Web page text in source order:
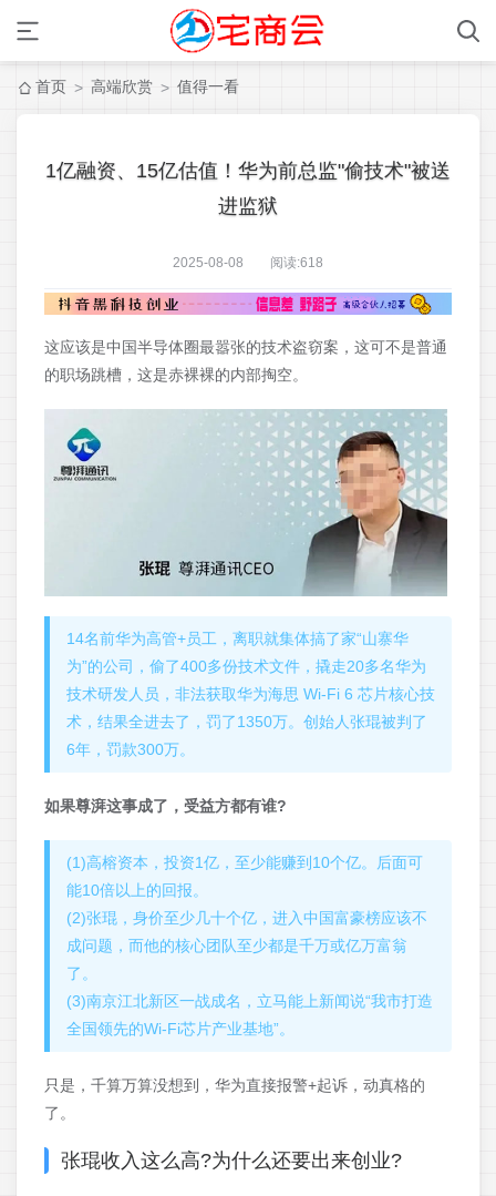
首页 > 高端欣赏 > 值得一看
1亿融资、15亿估值！华为前总监"偷技术"被送
进监狱
2025-08-08 阅读:618
这应该是中国半导体圈最嚣张的技术盗窃案，这可不是普通
的职场跳槽，这是赤裸裸的内部掏空。
14名前华为高管+员工，离职就集体搞了家“山寨华
为”的公司，偷了400多份技术文件，撬走20多名华为
技术研发人员，非法获取华为海思 Wi-Fi 6 芯片核心技
术，结果全进去了，罚了1350万。创始人张琨被判了
6年，罚款300万。
如果尊湃这事成了，受益方都有谁?
(1)高榕资本，投资1亿，至少能赚到10个亿。后面可
能10倍以上的回报。
(2)张琨，身价至少几十个亿，进入中国富豪榜应该不
成问题，而他的核心团队至少都是千万或亿万富翁
了。
(3)南京江北新区一战成名，立马能上新闻说“我市打造
全国领先的Wi‑Fi芯片产业基地”。
只是，千算万算没想到，华为直接报警+起诉，动真格的
了。
张琨收入这么高?为什么还要出来创业?